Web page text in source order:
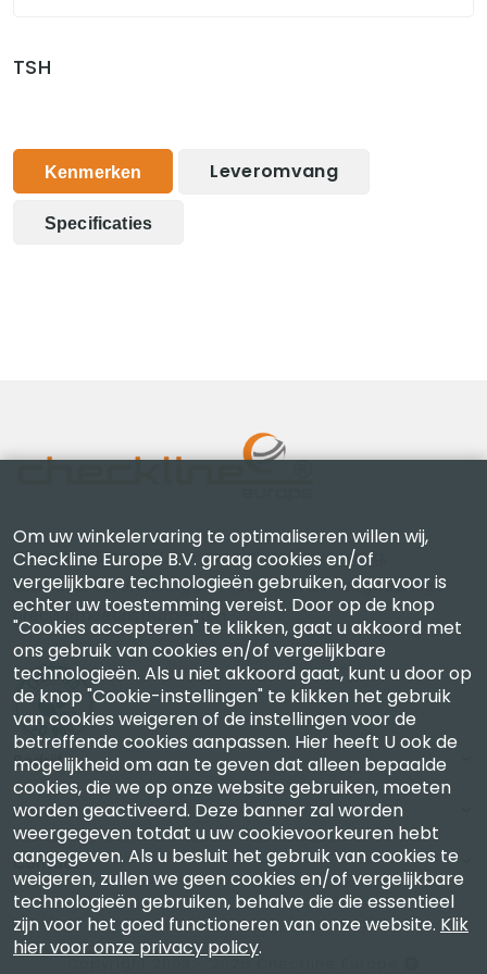
TSH
Kenmerken Leveromvang
Specificaties
Checkline Europe B.V. — specialisten in levering,
kalibratie, certificering en reparatie van hoogwaardige
precisiemeetinstrumenten.
Bedrijf
Account
Contact
Copyright 2003 - 2026 Checkline Europe
Om uw winkelervaring te optimaliseren willen wij,
Checkline Europe B.V. graag cookies en/of
vergelijkbare technologieën gebruiken, daarvoor is
echter uw toestemming vereist. Door op de knop
"Cookies accepteren" te klikken, gaat u akkoord met
ons gebruik van cookies en/of vergelijkbare
technologieën. Als u niet akkoord gaat, kunt u door op
de knop "Cookie-instellingen" te klikken het gebruik
van cookies weigeren of de instellingen voor de
betreffende cookies aanpassen. Hier heeft U ook de
mogelijkheid om aan te geven dat alleen bepaalde
cookies, die we op onze website gebruiken, moeten
worden geactiveerd. Deze banner zal worden
weergegeven totdat u uw cookievoorkeuren hebt
aangegeven. Als u besluit het gebruik van cookies te
weigeren, zullen we geen cookies en/of vergelijkbare
technologieën gebruiken, behalve die die essentieel
zijn voor het goed functioneren van onze website. Klik
hier voor onze privacy policy.